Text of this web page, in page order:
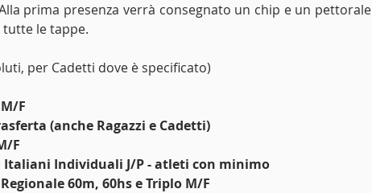
prima presenza verrà consegnato un chip e un pettorale
le tappe.
per Cadetti dove è specificato)
F
(anche Ragazzi e Cadetti)
F
Italiani Individuali J/P - atleti con minimo
60m, 60hs e Triplo M/F